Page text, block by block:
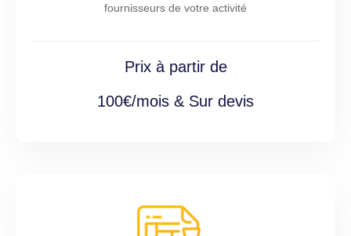
fournisseurs de votre activité
Prix à partir de
100€/mois & Sur devis